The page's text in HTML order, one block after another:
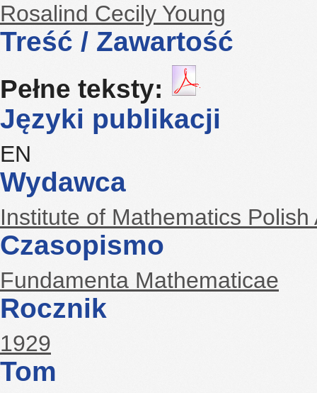
Rosalind Cecily Young
Treść / Zawartość
Pełne teksty:
Języki publikacji
EN
Wydawca
Institute of Mathematics
Czasopismo
Fundamenta Mathematicae
Rocznik
1929
Tom